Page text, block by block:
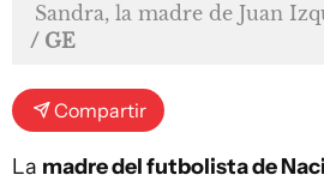
Sandra, la madre de Juan
/ GE
Compartir
La madre del futbolista de